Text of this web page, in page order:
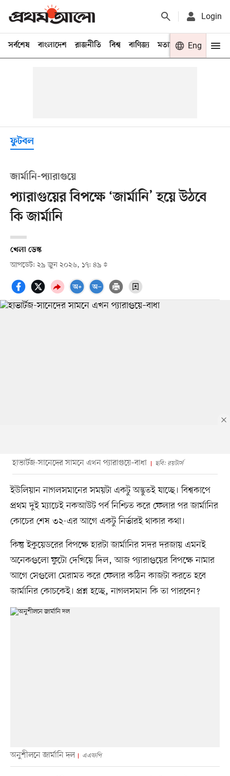
Login
সর্বশেষ বাংলাদেশ রাজনীতি বিশ্ব বাণিজ্য মতামত খেলা
Eng
ফুটবল
জার্মানি-প্যারাগুয়ে
প্যারাগুয়ের বিপক্ষে ‘জার্মানি’ হয়ে উঠবে
কি জার্মানি
খেলা ডেস্ক
আপডেট: ২৯ জুন ২০২৬, ১৭: ৪৯
হাভার্টজ-সানেদের সামনে এখন প্যারাগুয়ে–বাধা ছবি: রয়টার্স
ইউলিয়ান নাগলসমানের সময়টা একটু অদ্ভুতই যাচ্ছে। বিশ্বকাপে
প্রথম দুই ম্যাচেই নকআউট পর্ব নিশ্চিত করে ফেলার পর জার্মানির
কোচের শেষ ৩২-এর আগে একটু নির্ভারই থাকার কথা।
কিন্তু ইকুয়েডরের বিপক্ষে হারটা জার্মানির সদর দরজায় এমনই
অনেকগুলো ফুটো দেখিয়ে দিল, আজ প্যারাগুয়ের বিপক্ষে নামার
আগে সেগুলো মেরামত করে ফেলার কঠিন কাজটা করতে হবে
জার্মানির কোচকেই। প্রশ্ন হচ্ছে, নাগলসমান কি তা পারবেন?
অনুশীলনে জার্মানি দল এএফপি